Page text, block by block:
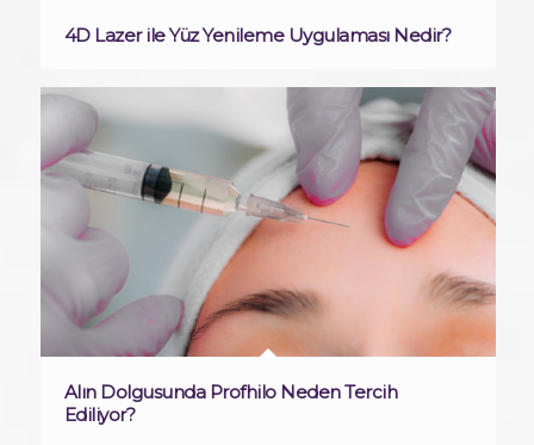
4D Lazer ile Yüz Yenileme Uygulaması Nedir?
Alın Dolgusunda Profhilo Neden Tercih
Ediliyor?